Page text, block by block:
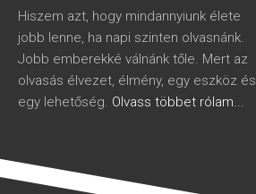
Hiszem azt, hogy mindannyiunk élete
jobb lenne, ha napi szinten olvasnánk.
Jobb emberekké válnánk tőle. Mert az
olvasás élvezet, élmény, egy eszköz és
egy lehetőség. Olvass többet rólam...